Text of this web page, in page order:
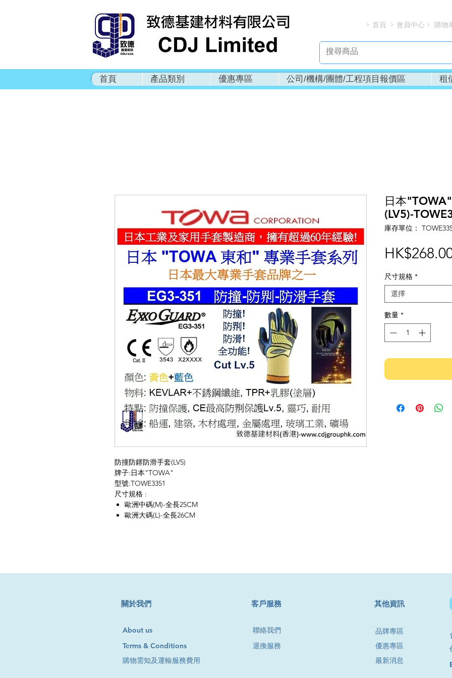
> > >
首頁 會員中心 購物
首頁 產品類別 優惠專區 公司/機構/團體/工程項目報價區 租
防撞防鎅防滑手套(LV5)
牌子:日本"TOWA"
型號:TOWE3351
尺寸規格 :
歐洲中碼(M)-全長25CM
歐洲大碼(L)-全長26CM
日本
(LV5)-
庫存單位：
尺寸規格 *
選擇
數量 *
​關於我們
About us
Terms & Conditions
​客戶服務
聯絡我們
退換服務
購物需知及運輸服務費用
其他資訊
品牌專區
優惠專區
最新消息